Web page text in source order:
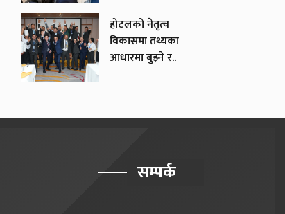
होटलको नेतृत्व
विकासमा तथ्यका
आधारमा बुझ्ने र..
सम्पर्क